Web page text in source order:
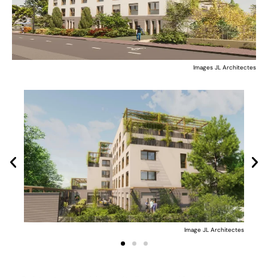
Images JL Architectes
Image JL Architectes